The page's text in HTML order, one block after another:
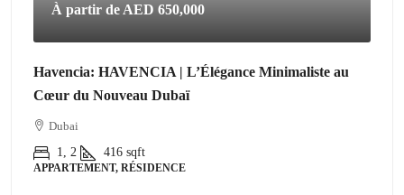
À partir de AED 650,000
Havencia: HAVENCIA | L’Élégance Minimaliste au
Cœur du Nouveau Dubaï
Dubai
1, 2
416 sqft
APPARTEMENT, RÉSIDENCE